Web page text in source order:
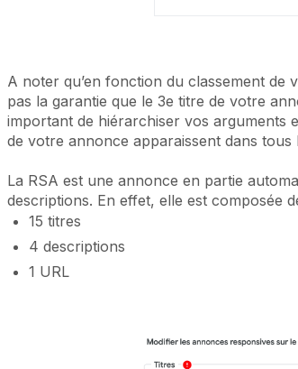
A noter qu’en fonction du classement de
pas la garantie que le 3e titre de votre
important de hiérarchiser vos arguments
de votre annonce apparaissent dans tous
La RSA est une annonce en partie
descriptions. En effet, elle est composée
15 titres
4 descriptions
1 URL